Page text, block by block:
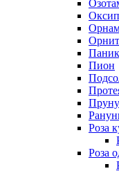
Пион
Роза
Роза